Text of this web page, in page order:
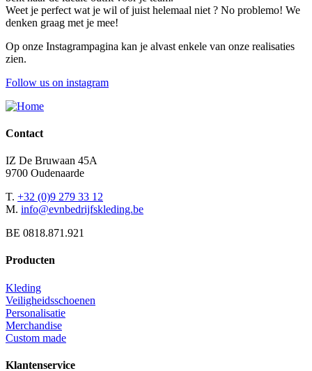
Weet je perfect wat je wil of juist helemaal niet ? No problemo! We
denken graag met je mee!
Op onze Instagrampagina kan je alvast enkele van onze realisaties
zien.
Follow us on instagram
Contact
IZ De Bruwaan 45A
9700 Oudenaarde
T. +32 (0)9 279 33 12
M. info@evnbedrijfskleding.be
BE 0818.871.921
Producten
Kleding
Veiligheidsschoenen
Personalisatie
Merchandise
Custom made
Klantenservice